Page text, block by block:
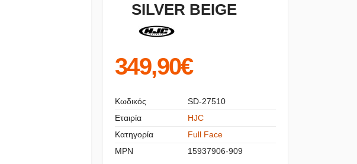
SILVER BEIGE
349,90€
Κωδικός
SD-27510
Εταιρία
HJC
Κατηγορία
Full Face
MPN
15937906-909